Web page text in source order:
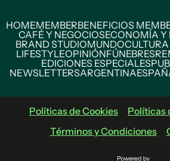
HOMEMEMBERBENEFICIOS
CAFÉ Y NEGOCIOSECONOMÍA Y
BRAND STUDIOMUNDO
LIFESTYLEOPINIÓNFÚNEBRES
EDICIONES ESPECIALES
NEWSLETTERSARGENTINA
Políticas de Cookies
Políticas
Términos y Condiciones